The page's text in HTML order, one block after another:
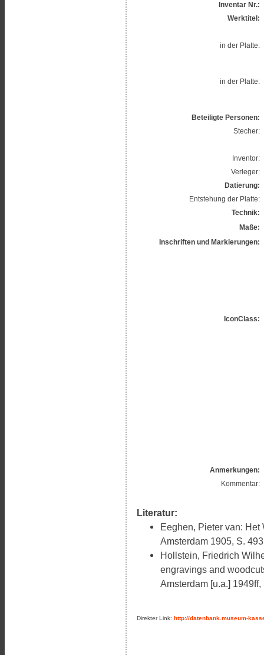
Inventar Nr.:
Werktitel:
in der Platte:
in der Platte:
Beteiligte Personen:
Stecher:
Inventor:
Verleger:
Datierung:
Entstehung der Platte:
Technik:
Maße:
Inschriften und Markierungen:
IconClass:
Anmerkungen:
Kommentar:
Literatur:
Eeghen, Pieter van: Het
Amsterdam 1905, S.
Hollstein, Friedrich
engravings and
Amsterdam [u.a.]
Direkter Link: http://datenbank.museum-